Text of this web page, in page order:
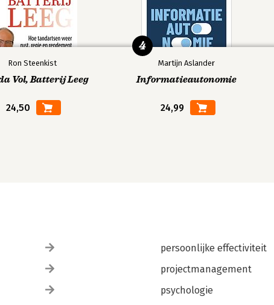
Ron Steenkist
Vol, Batterij Leeg
24,50
Martijn Aslander
Informatieautonomie
24,99
4
persoonlijke effectiviteit
projectmanagement
psychologie